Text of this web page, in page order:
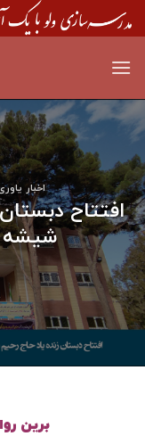
Skip
to
اخبار
شیشه گر- ۱۳
برین